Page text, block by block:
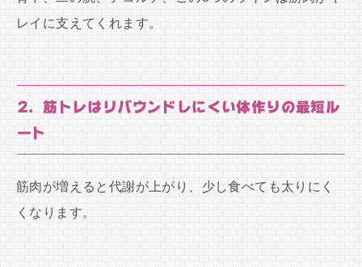
レイに支えてくれます。
2. 筋トレはリバウンドしにくい体作りの最短ル
ート
筋肉が増えると代謝が上がり、少し食べても太りにく
くなります。